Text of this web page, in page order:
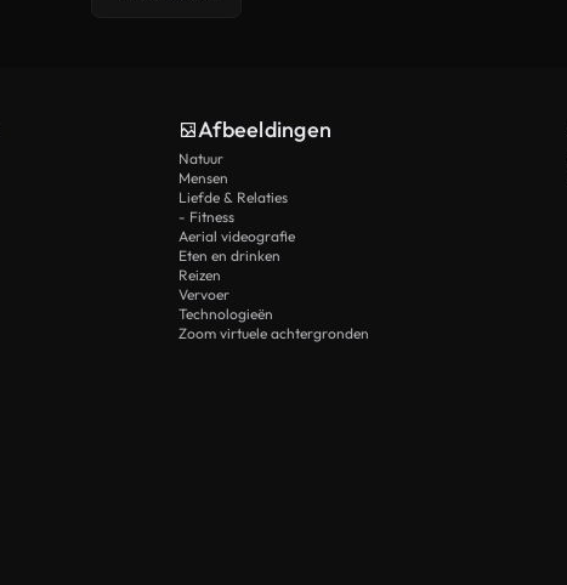
Afbeeldingen
Natuur
Mensen
Liefde & Relaties
- Fitness
Aerial videografie
Eten en drinken
Reizen
Vervoer
Technologieën
Zoom virtuele achtergronden